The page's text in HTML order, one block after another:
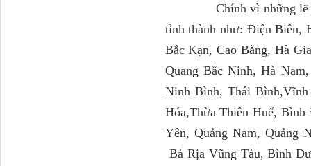
Chính vì những lẽ trên
tỉnh thành như: Điện Biên,
Bắc Kạn, Cao Bằng, Hà
Quang Bắc Ninh, Hà
Ninh Bình, Thái Bình,Vĩnh
Hóa,Thừa Thiên Huế,
Yên, Quảng Nam,
Bà Rịa Vũng Tàu, Bình